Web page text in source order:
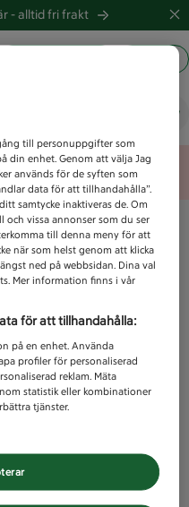
-alltid fri frakt
error
till personuppgifter som
din enhet. Genom att välja Jag
används för de syften som
data för att tillhandahålla”.
samtycke inaktiveras de. Om
och vissa annonser som du ser
till denna meny för att
när som helst genom att klicka
ned på webbsidan. Dina val
Mer information finns i vår
för att tillhandahålla:
på en enhet. Använda
profiler för personaliserad
reklam. Mäta
statistik eller kombinationer
tjänster.